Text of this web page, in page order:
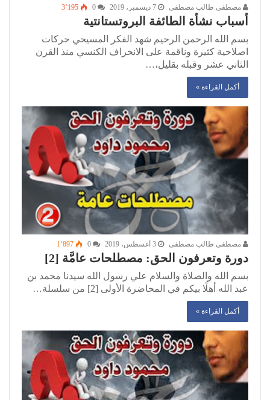
مصطفى طالب مصطفى 7 ديسمبر، 2019 3٬195
أسباب نشأة الطائفة البروتستانتية
بسم الله الرحمن الرحيم شهد الفكر المسيحي حرکات
اصلاحية كثيرة وناقمة على الانحراف الكنسي منذ القرن
الثاني عشر وقبله بقليل،…
أكمل القراءة »
مصطفى طالب مصطفى 3 أغسطس، 2019 1٬897
دورة وتعرفون الحق: مصطلحات عامَّة [2]
بسم الله والصلاة والسلام علي رسول الله سيدنا محمد بن
عبد الله أهلًا بيكم في المحاضرة الأولى [2] من سلسلة…
أكمل القراءة »